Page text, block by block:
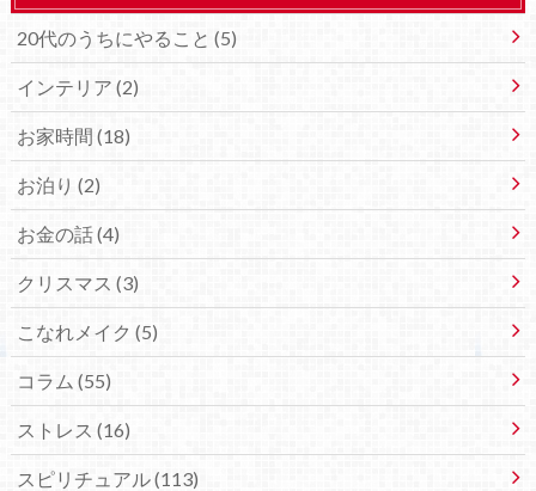
20代のうちにやること (5)
インテリア (2)
お家時間 (18)
お泊り (2)
お金の話 (4)
クリスマス (3)
こなれメイク (5)
コラム (55)
ストレス (16)
スピリチュアル (113)